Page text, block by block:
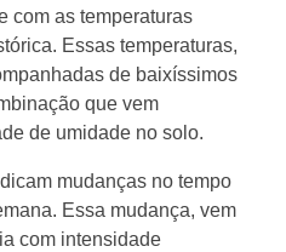
com as temperaturas
Essas temperaturas,
de baixíssimos
que vem
de umidade no solo.
mudanças no tempo
Essa mudança, vem
com intensidade